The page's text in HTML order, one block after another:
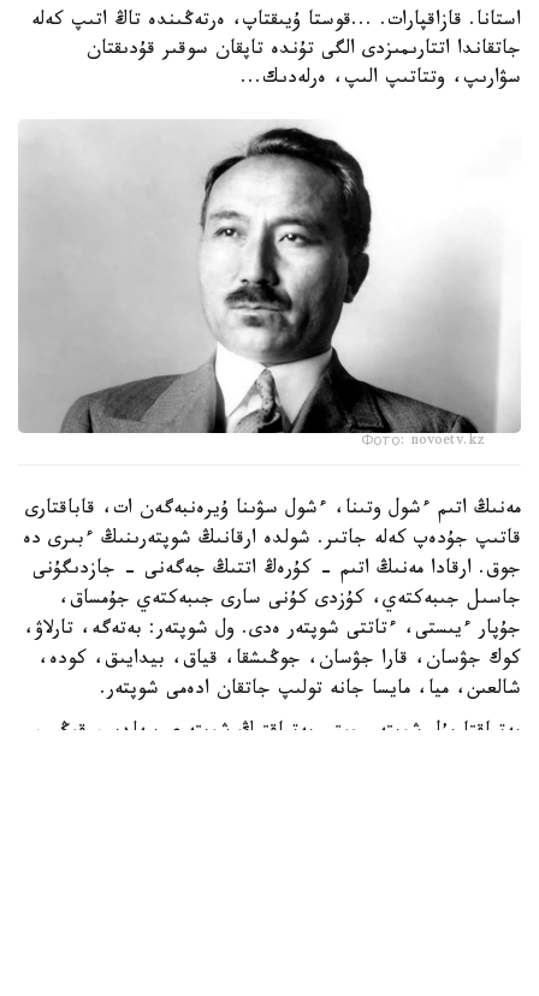
استانا. قازاقپارات. ...قوستا ۇيىقتاپ، ەرتەڭىندە تاڭ اتىپ كەلە
جاتقاندا اتتارىمىزدى الگى تۇندە تاپقان سوقىر قۇدىقتان
سۋارىپ، وتتاتىپ الىپ، ەرلەدىك...
Фото: novoetv.kz
مەنىڭ اتىم ءشول وتىنا، ءشول سۋىنا ۇيرەنبەگەن ات، قاباقتارى
قاتىپ جۇدەپ كەلە جاتىر. شولدە ارقانىڭ شوپتەرىنىڭ ءبىرى دە
جوق. ارقادا مەنىڭ اتىم - كۇرەڭ اتتىڭ جەگەنى - جازدىگۇنى
جاسىل جىبەكتەي، كۇزدى كۇنى سارى جىبەكتەي جۇمساق،
جۇپار ءيىستى، ءتاتتى شوپتەر ەدى. ول شوپتەر: بەتەگە، تارلاۋ،
كوك جۋسان، قارا جۋسان، جوڭىشقا، قياق، بيدايىق، كودە،
شالعىن، ميا، مايسا جانە تولىپ جاتقان ادەمى شوپتەر.
بەتپاقتا بۇل شوپتەر جوق. بەتپاقتىڭ شوپتەرى سەلدىر، قوڭىر،